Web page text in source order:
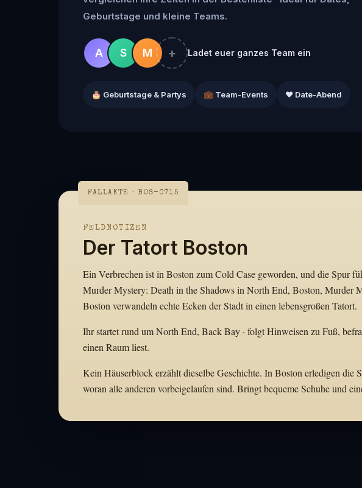
Geburtstage und kleine Teams.
A S M + Ladet euer ganzes Team ein
🎂 Geburtstage & Partys 💼 Team-Events ❤️ Date-Abend
FALLAKTE · BOS-0715
FELDNOTIZEN
Der Tatort Boston
Ein Verbrechen ist in Boston zum Cold Case geworden, und die Spur
Murder Mystery: Death in the Shadows in North End, Boston, Murder
Boston verwandeln echte Ecken der Stadt in einen lebensgroßen Tatort.
Ihr startet rund um North End, Back Bay · folgt Hinweisen zu Fuß,
einen Raum liest.
Kein Häuserblock erzählt dieselbe Geschichte. In Boston erledigen die
woran alle anderen vorbeigelaufen sind. Bringt bequeme Schuhe und